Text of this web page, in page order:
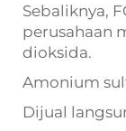
Sebaliknya,
perusahaan
dioksida.
Amonium
Dijual